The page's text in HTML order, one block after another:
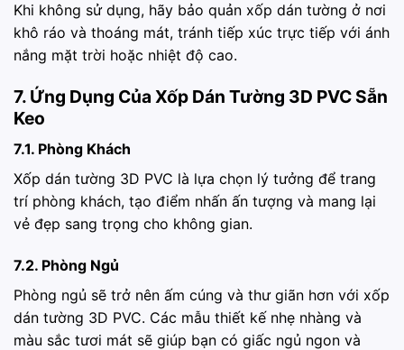
Khi không sử dụng, hãy bảo quản xốp dán tường ở nơi
khô ráo và thoáng mát, tránh tiếp xúc trực tiếp với ánh
nắng mặt trời hoặc nhiệt độ cao.
7. Ứng Dụng Của Xốp Dán Tường 3D PVC Sẵn
Keo
7.1. Phòng Khách
Xốp dán tường 3D PVC là lựa chọn lý tưởng để trang
trí phòng khách, tạo điểm nhấn ấn tượng và mang lại
vẻ đẹp sang trọng cho không gian.
7.2. Phòng Ngủ
Phòng ngủ sẽ trở nên ấm cúng và thư giãn hơn với xốp
dán tường 3D PVC. Các mẫu thiết kế nhẹ nhàng và
màu sắc tươi mát sẽ giúp bạn có giấc ngủ ngon và